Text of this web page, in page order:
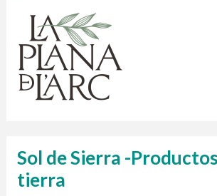
1 contenidors
Finançat per la Unió Europea –
Sol de Sierra -
tierra